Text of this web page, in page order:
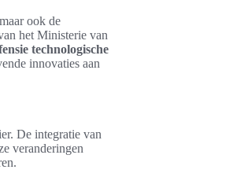
ook de
het Ministerie van
technologische
innovaties aan
De integratie van
veranderingen